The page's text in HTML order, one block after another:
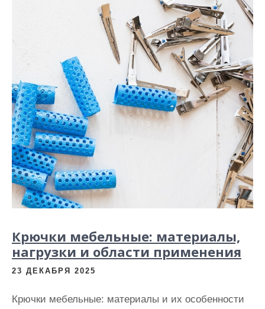
Крючки мебельные: материалы,
нагрузки и области применения
23 ДЕКАБРЯ 2025
Крючки мебельные: материалы и их особенности